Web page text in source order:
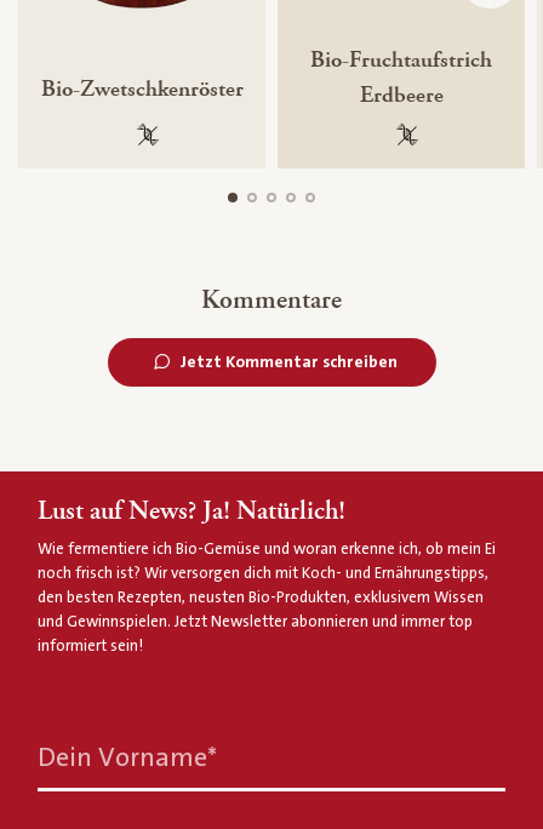
Bio-Zwetschkenröster
100 % gentechnikfrei
Bio-Fruchtaufstrich
Erdbeere
100 %
Kommentare
Jetzt Kommentar schreiben
Lust auf News? Ja! Natürlich!
Wie fermentiere ich Bio-Gemüse und woran erkenne ich, ob mein Ei
noch frisch ist? Wir versorgen dich mit Koch- und Ernährungstipps,
den besten Rezepten, neusten Bio-Produkten, exklusivem Wissen
und Gewinnspielen. Jetzt Newsletter abonnieren und immer top
informiert sein!
Dein Vorname*